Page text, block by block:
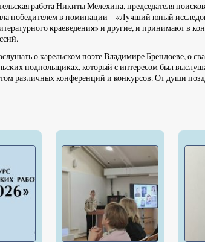
работа Никиты Мелехина, председателя
победителем в номинации – «Лучший юный
краеведения» и другие, и принимают в
о карельском поэте Владимире Брендоеве, о
подпольщиках, который с интересом был
различных конференций и конкурсов. От души